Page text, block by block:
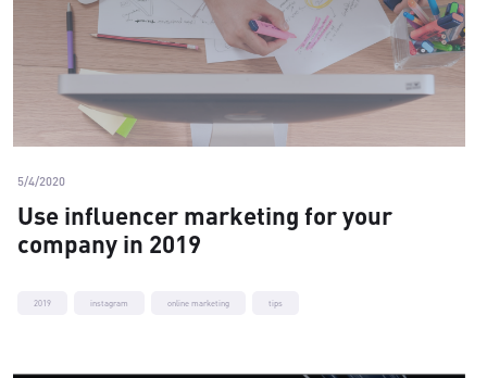
2019 instagram online marketing tips
5/4/2020
Use influencer marketing for your
company in 2019